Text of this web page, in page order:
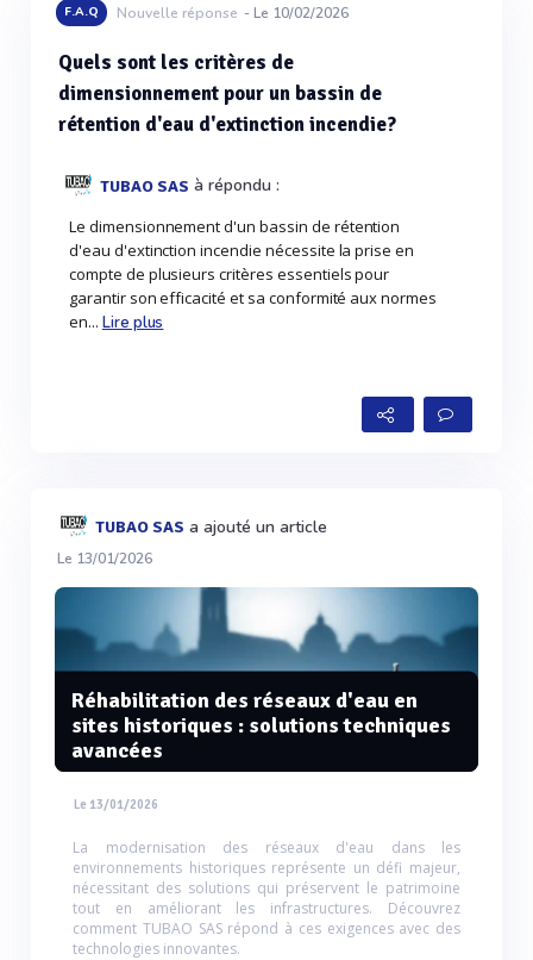
F.A.Q Nouvelle réponse - Le 10/02/2026
Quels sont les critères de
dimensionnement pour un bassin de
rétention d'eau d'extinction incendie?
TUBAO SAS à répondu :
Le dimensionnement d'un bassin de rétention
d'eau d'extinction incendie nécessite la prise en
compte de plusieurs critères essentiels pour
garantir son efficacité et sa conformité aux normes
en... Lire plus
TUBAO SAS a ajouté un article
Le 13/01/2026
Réhabilitation des réseaux d'eau en
sites historiques : solutions techniques
avancées
Le 13/01/2026
La modernisation des réseaux d'eau dans les
environnements historiques représente un défi majeur,
nécessitant des solutions qui préservent le patrimoine
tout en améliorant les infrastructures. Découvrez
comment TUBAO SAS répond à ces exigences avec des
technologies innovantes.